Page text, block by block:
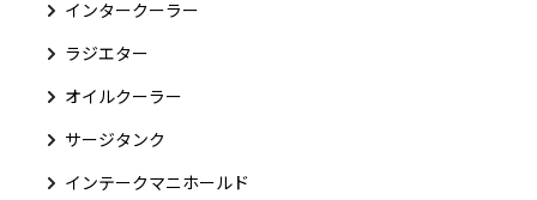
インタークーラー
ラジエター
オイルクーラー
サージタンク
インテークマニホールド